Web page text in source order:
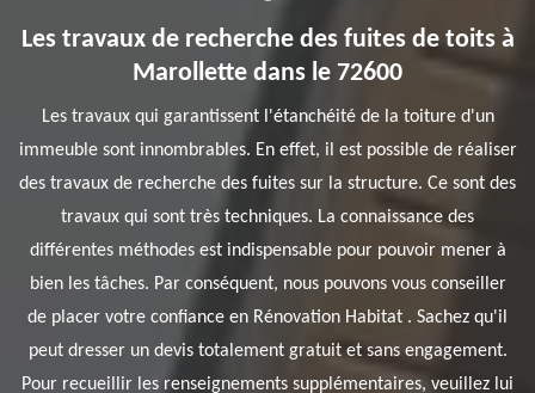
Les travaux de recherche des fuites de toits à
Marollette dans le 72600
Les travaux qui garantissent l'étanchéité de la toiture d'un
immeuble sont innombrables. En effet, il est possible de réaliser
des travaux de recherche des fuites sur la structure. Ce sont des
travaux qui sont très techniques. La connaissance des
différentes méthodes est indispensable pour pouvoir mener à
bien les tâches. Par conséquent, nous pouvons vous conseiller
de placer votre confiance en Rénovation Habitat . Sachez qu'il
peut dresser un devis totalement gratuit et sans engagement.
Pour recueillir les renseignements supplémentaires, veuillez lui